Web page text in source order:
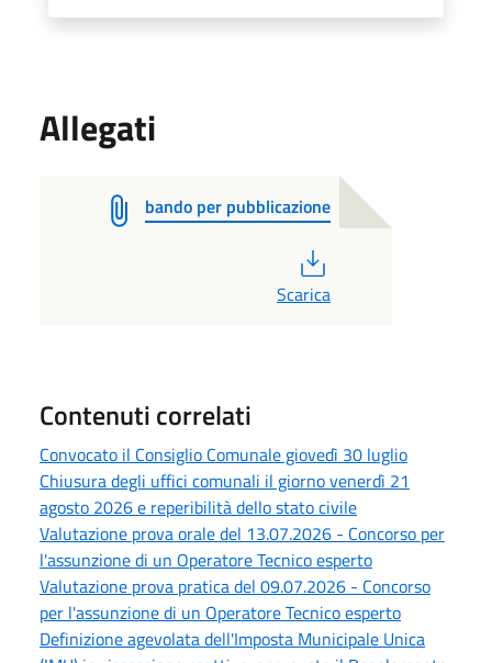
Allegati
bando per pubblicazione
Scarica
Contenuti correlati
Convocato il Consiglio Comunale giovedì 30 luglio
Chiusura degli uffici comunali il giorno venerdì 21
agosto 2026 e reperibilità dello stato civile
Valutazione prova orale del 13.07.2026 - Concorso per
l'assunzione di un Operatore Tecnico esperto
Valutazione prova pratica del 09.07.2026 - Concorso
per l'assunzione di un Operatore Tecnico esperto
Definizione agevolata dell'Imposta Municipale Unica